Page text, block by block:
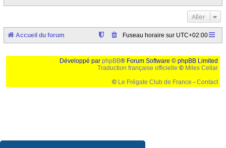
Aller
Accueil du forum Fuseau horaire sur UTC+02:00
Développé par phpBB® Forum Software © phpBB Limited
Traduction française officielle © Miles Cellar
© Le Frégate Club de France - Contact